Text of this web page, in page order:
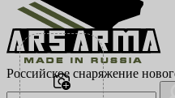
Российское снаряжение